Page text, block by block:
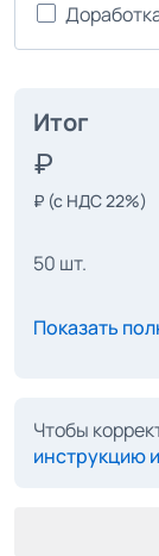
Итог
₽ (с НДС 22%)
50 шт.
Показать
Чтобы
инструкцию